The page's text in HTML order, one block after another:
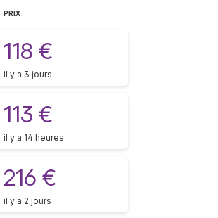
PRIX
118 €
il y a 3 jours
113 €
il y a 14 heures
216 €
il y a 2 jours